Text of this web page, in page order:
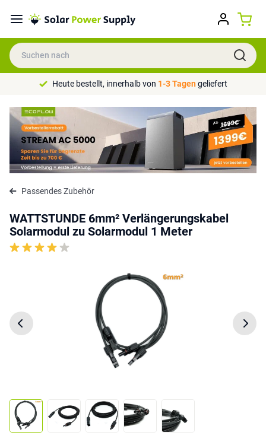
Heute bestellt, innerhalb von 1-3 Tagengeliefert
Passendes Zubehör
WATTSTUNDE 6mm² Verlängerungskabel
Solarmodul zu Solarmodul 1 Meter